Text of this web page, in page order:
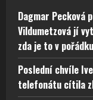
Dagmar Pecková
Vildumetzová jí
zda je to v pořádku
Poslední chvíle
telefonátu cítila